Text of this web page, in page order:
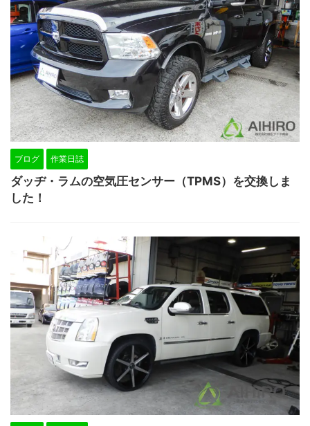
ブログ 作業日誌
ダッヂ・ラムの空気圧センサー（TPMS）を交換しま
した！